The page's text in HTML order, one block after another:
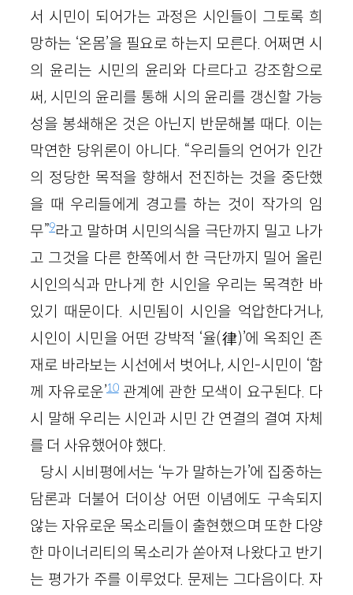
서 시민이 되어가는 과정은 시인들이 그토록 희
망하는 ‘온몸’을 필요로 하는지 모른다. 어쩌면 시
의 윤리는 시민의 윤리와 다르다고 강조함으로
써, 시민의 윤리를 통해 시의 윤리를 갱신할 가능
성을 봉쇄해온 것은 아닌지 반문해볼 때다. 이는
막연한 당위론이 아니다. “우리들의 언어가 인간
의 정당한 목적을 향해서 전진하는 것을 중단했
을 때 우리들에게 경고를 하는 것이 작가의 임
무”9라고 말하며 시민의식을 극단까지 밀고 나가
고 그것을 다른 한쪽에서 한 극단까지 밀어 올린
시인의식과 만나게 한 시인을 우리는 목격한 바
있기 때문이다. 시민됨이 시인을 억압한다거나,
시인이 시민을 어떤 강박적 ‘율(律)’에 옥죄인 존
재로 바라보는 시선에서 벗어나, 시인-시민이 ‘함
께 자유로운’10관계에 관한 모색이 요구된다. 다
시 말해 우리는 시인과 시민 간 연결의 결여 자체
를 더 사유했어야 했다.
당시 시비평에서는 ‘누가 말하는가’에 집중하는
담론과 더불어 더이상 어떤 이념에도 구속되지
않는 자유로운 목소리들이 출현했으며 또한 다양
한 마이너리티의 목소리가 쏟아져 나왔다고 반기
는 평가가 주를 이루었다. 문제는 그다음이다. 자